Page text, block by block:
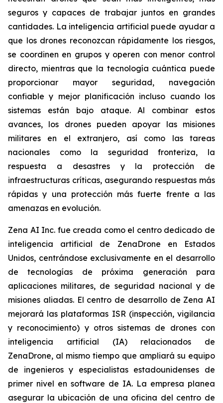
seguros y capaces de trabajar juntos en grandes
cantidades. La inteligencia artificial puede ayudar a
que los drones reconozcan rápidamente los riesgos,
se coordinen en grupos y operen con menor control
directo, mientras que la tecnología cuántica puede
proporcionar mayor seguridad, navegación
confiable y mejor planificación incluso cuando los
sistemas están bajo ataque. Al combinar estos
avances, los drones pueden apoyar las misiones
militares en el extranjero, así como las tareas
nacionales como la seguridad fronteriza, la
respuesta a desastres y la protección de
infraestructuras críticas, asegurando respuestas más
rápidas y una protección más fuerte frente a las
amenazas en evolución.
Zena AI Inc. fue creada como el centro dedicado de
inteligencia artificial de ZenaDrone en Estados
Unidos, centrándose exclusivamente en el desarrollo
de tecnologías de próxima generación para
aplicaciones militares, de seguridad nacional y de
misiones aliadas. El centro de desarrollo de Zena AI
mejorará las plataformas ISR (inspección, vigilancia
y reconocimiento) y otros sistemas de drones con
inteligencia artificial (IA) relacionados de
ZenaDrone, al mismo tiempo que ampliará su equipo
de ingenieros y especialistas estadounidenses de
primer nivel en software de IA. La empresa planea
asegurar la ubicación de una oficina del centro de